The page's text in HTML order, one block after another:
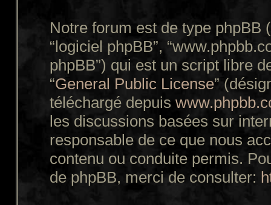
Notre forum est de type phpBB
“logiciel phpBB”,
phpBB”) qui est un script libre
“General Public License”
téléchargé depuis
les discussions basées sur
responsable de ce que nous
contenu ou conduite permis.
de phpBB, merci de consulter: